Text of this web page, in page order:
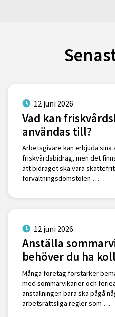
12 juni 2026
Vad kan
användas till?
Arbetsgivare kan erbjuda sina
friskvårdsbidrag, men det
att bidraget ska vara
förvaltningsdomstolen …
12 juni 2026
Anställa
behöver du ha
Många företag förstärker
med sommarvikarier och
anställningen bara ska pågå
arbetsrättsliga regler som …